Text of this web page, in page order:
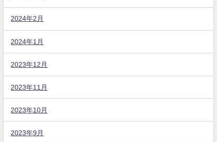
2024年2月
2024年1月
2023年12月
2023年11月
2023年10月
2023年9月